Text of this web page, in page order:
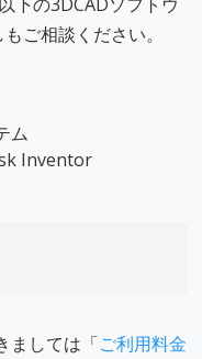
ご相談ください。
ム
Inventor
ましては「ご利用料金